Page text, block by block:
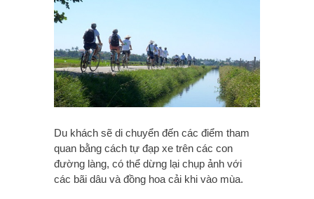
Du khách sẽ di chuyển đến các điểm tham
quan bằng cách tự đạp xe trên các con
đường làng, có thể dừng lại chụp ảnh với
các bãi dâu và đồng hoa cải khi vào mùa.